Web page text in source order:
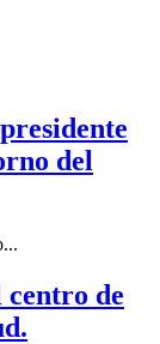
del
centro de